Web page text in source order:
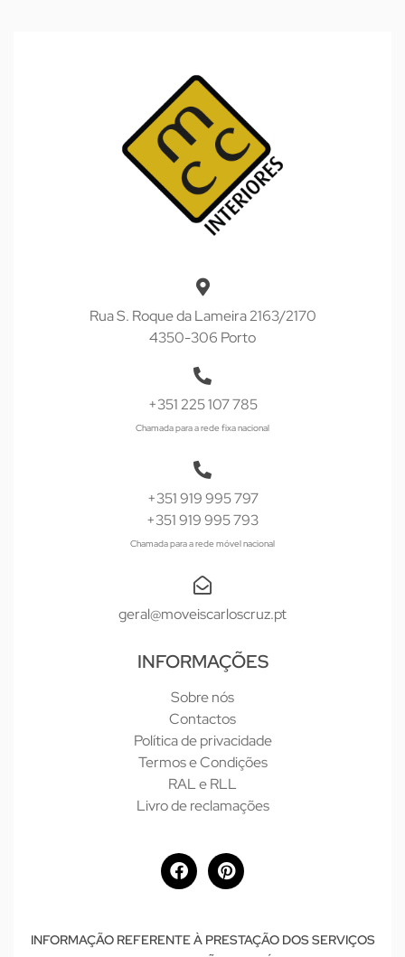
Rua S. Roque da Lameira 2163/2170
4350-306 Porto
+351 225 107 785
Chamada para a rede fixa nacional
+351 919 995 797
+351 919 995 793
Chamada para a rede móvel nacional
geral@moveiscarloscruz.pt
INFORMAÇÕES
Sobre nós
Contactos
Política de privacidade
Termos e Condições
RAL e RLL
Livro de reclamações
INFORMAÇÃO REFERENTE À PRESTAÇÃO DOS SERVIÇOS